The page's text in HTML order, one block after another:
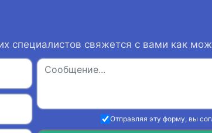
специалистов свяжется с вами как
Отправляя эту форму, вы